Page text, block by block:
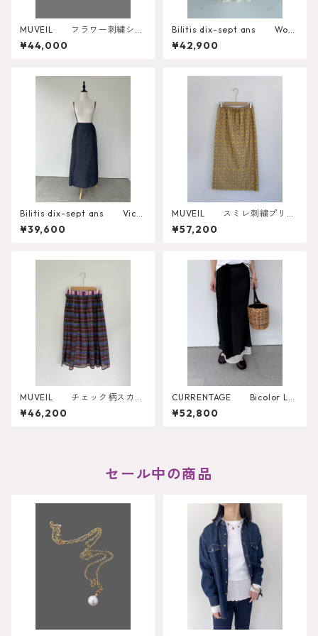
MUVEIL フラワー刺繍シア
ーカーディガン MA262KCD
001
¥44,000
Bilitis dix-sept ans Wool
Gauze Skirt 2912-925
¥42,900
Bilitis dix-sept ans Victo
rian Skirt
¥39,600
MUVEIL スミレ刺繍プリン
トスカート
¥57,200
MUVEIL チェック柄スカー
ト MA262FS001
¥46,200
CURRENTAGE Bicolor La
yered Skirt
¥52,800
セール中の商品